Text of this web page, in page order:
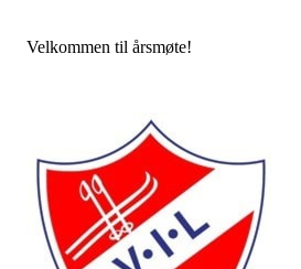
Velkommen til årsmøte!